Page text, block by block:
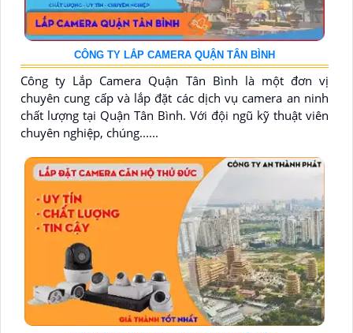
CÔNG TY LẮP CAMERA QUẬN TÂN BÌNH
Công ty Lắp Camera Quận Tân Bình là một đơn vị
chuyên cung cấp và lắp đặt các dịch vụ camera an ninh
chất lượng tại Quận Tân Bình. Với đội ngũ kỹ thuật viên
chuyên nghiệp, chúng......